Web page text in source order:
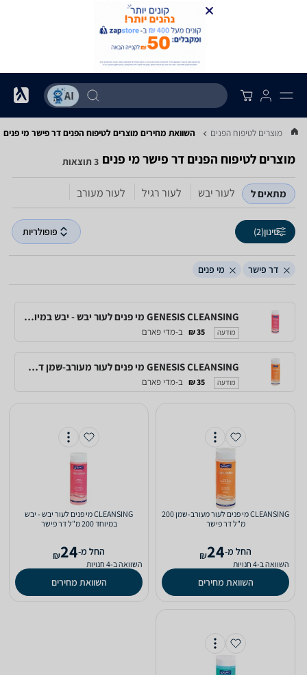
... מוצרים לטיפוח הפנים השוואת מחירים מוצרים לטיפוח הפנים ‏דר פישר ‏מי פנים
מוצרים לטיפוח הפנים ‏דר פישר ‏מי פנים 3 תוצאות
מתאים ל לעור יבש לעור רגיל לעור מעורב
סינון(2) פופולריות
דר פישר מי פנים
GENESIS CLEANSING מי פנים לעור יבש - יבש במיוחד ד"ר פישר
מודעה 35 ₪ ב-מדי פארם
GENESIS CLEANSING מי פנים לעור מעורב-שמן ד"ר פישר
מודעה 35 ₪ ב-מדי פארם
CLEANSING מי פנים לעור מעורב-שמן 200
מ"ל ‏דר פישר
‫החל מ-24
₪
השוואה ב-4 חנויות
השוואת מחירים
CLEANSING מי פנים לעור יבש - יבש
במיוחד 200 מ"ל ‏דר פישר
‫החל מ-24
₪
השוואה ב-4 חנויות
השוואת מחירים